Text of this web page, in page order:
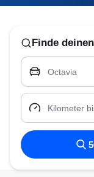
Finde
Octavia
Kilometer